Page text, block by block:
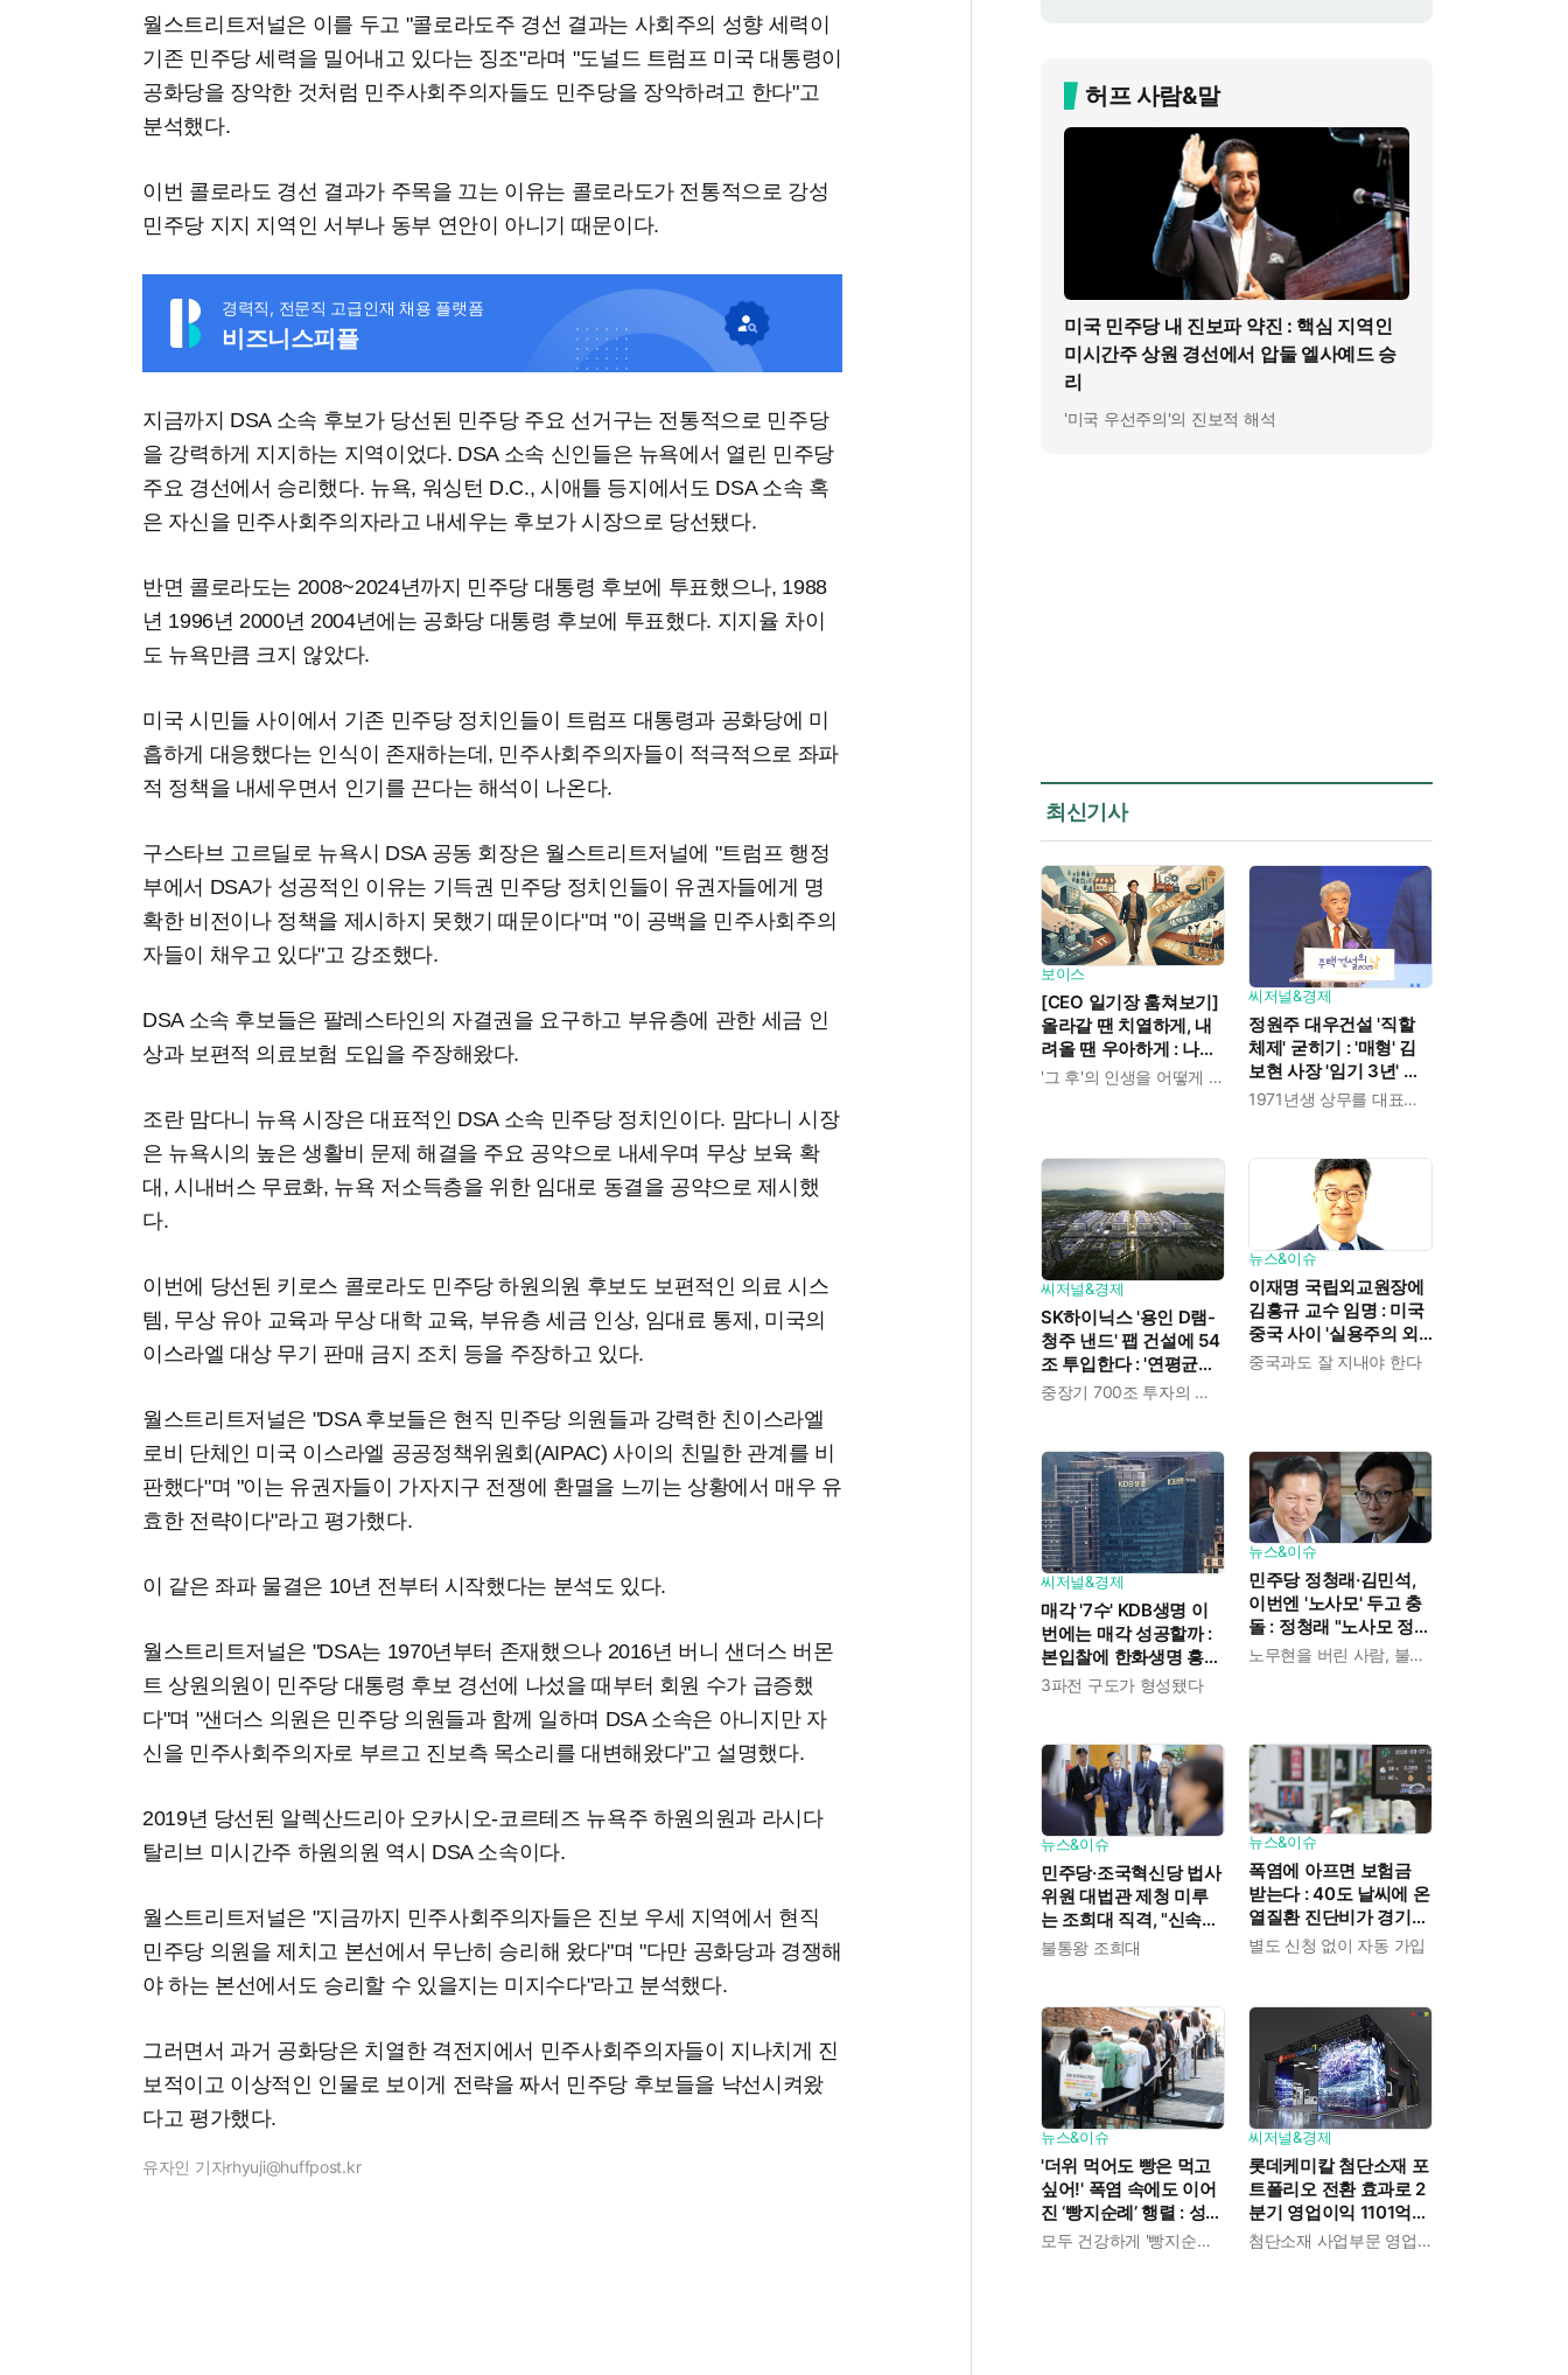
월스트리트저널은 이를 두고 "콜로라도주 경선 결과는 사회주의 성향 세력이
기존 민주당 세력을 밀어내고 있다는 징조"라며 "도널드 트럼프 미국 대통령이
공화당을 장악한 것처럼 민주사회주의자들도 민주당을 장악하려고 한다"고
분석했다.
이번 콜로라도 경선 결과가 주목을 끄는 이유는 콜로라도가 전통적으로 강성
민주당 지지 지역인 서부나 동부 연안이 아니기 때문이다.
경력직, 전문직 고급인재 채용 플랫폼
비즈니스피플
지금까지 DSA 소속 후보가 당선된 민주당 주요 선거구는 전통적으로 민주당
을 강력하게 지지하는 지역이었다. DSA 소속 신인들은 뉴욕에서 열린 민주당
주요 경선에서 승리했다. 뉴욕, 워싱턴 D.C., 시애틀 등지에서도 DSA 소속 혹
은 자신을 민주사회주의자라고 내세우는 후보가 시장으로 당선됐다.
반면 콜로라도는 2008~2024년까지 민주당 대통령 후보에 투표했으나, 1988
년 1996년 2000년 2004년에는 공화당 대통령 후보에 투표했다. 지지율 차이
도 뉴욕만큼 크지 않았다.
미국 시민들 사이에서 기존 민주당 정치인들이 트럼프 대통령과 공화당에 미
흡하게 대응했다는 인식이 존재하는데, 민주사회주의자들이 적극적으로 좌파
적 정책을 내세우면서 인기를 끈다는 해석이 나온다.
구스타브 고르딜로 뉴욕시 DSA 공동 회장은 월스트리트저널에 "트럼프 행정
부에서 DSA가 성공적인 이유는 기득권 민주당 정치인들이 유권자들에게 명
확한 비전이나 정책을 제시하지 못했기 때문이다"며 "이 공백을 민주사회주의
자들이 채우고 있다"고 강조했다.
DSA 소속 후보들은 팔레스타인의 자결권을 요구하고 부유층에 관한 세금 인
상과 보편적 의료보험 도입을 주장해왔다.
조란 맘다니 뉴욕 시장은 대표적인 DSA 소속 민주당 정치인이다. 맘다니 시장
은 뉴욕시의 높은 생활비 문제 해결을 주요 공약으로 내세우며 무상 보육 확
대, 시내버스 무료화, 뉴욕 저소득층을 위한 임대로 동결을 공약으로 제시했
다.
이번에 당선된 키로스 콜로라도 민주당 하원의원 후보도 보편적인 의료 시스
템, 무상 유아 교육과 무상 대학 교육, 부유층 세금 인상, 임대료 통제, 미국의
이스라엘 대상 무기 판매 금지 조치 등을 주장하고 있다.
월스트리트저널은 "DSA 후보들은 현직 민주당 의원들과 강력한 친이스라엘
로비 단체인 미국 이스라엘 공공정책위원회(AIPAC) 사이의 친밀한 관계를 비
판했다"며 "이는 유권자들이 가자지구 전쟁에 환멸을 느끼는 상황에서 매우 유
효한 전략이다"라고 평가했다.
이 같은 좌파 물결은 10년 전부터 시작했다는 분석도 있다.
월스트리트저널은 "DSA는 1970년부터 존재했으나 2016년 버니 샌더스 버몬
트 상원의원이 민주당 대통령 후보 경선에 나섰을 때부터 회원 수가 급증했
다"며 "샌더스 의원은 민주당 의원들과 함께 일하며 DSA 소속은 아니지만 자
신을 민주사회주의자로 부르고 진보측 목소리를 대변해왔다"고 설명했다.
2019년 당선된 알렉산드리아 오카시오-코르테즈 뉴욕주 하원의원과 라시다
탈리브 미시간주 하원의원 역시 DSA 소속이다.
월스트리트저널은 "지금까지 민주사회주의자들은 진보 우세 지역에서 현직
민주당 의원을 제치고 본선에서 무난히 승리해 왔다"며 "다만 공화당과 경쟁해
야 하는 본선에서도 승리할 수 있을지는 미지수다"라고 분석했다.
그러면서 과거 공화당은 치열한 격전지에서 민주사회주의자들이 지나치게 진
보적이고 이상적인 인물로 보이게 전략을 짜서 민주당 후보들을 낙선시켜왔
다고 평가했다.
유자인 기자rhyuji@huffpost.kr
허프 사람&말
미국 민주당 내 진보파 약진 : 핵심 지역인
미시간주 상원 경선에서 압둘 엘사예드 승
리
'미국 우선주의'의 진보적 해석
최신기사
보이스
[CEO 일기장 훔쳐보기]
올라갈 땐 치열하게, 내
려올 땐 우아하게 : 나만
의 커리어 설계법
'그 후'의 인생을 어떻게 살 것인가
씨저널&경제
정원주 대우건설 '직할
체제' 굳히기 : '매형' 김
보현 사장 '임기 3년' 받
고 4개월 만에 물러났다
1971년생 상무를 대표이사로 발탁
씨저널&경제
SK하이닉스 '용인 D램-
청주 낸드' 팹 건설에 54
조 투입한다 : '연평균
19% 성장' 메모리 수요중장기 700조 투자의 단계적 이행
뉴스&이슈
이재명 국립외교원장에
김흥규 교수 임명 : 미국
중국 사이 '실용주의 외
교론' 강조한 인물이다
중국과도 잘 지내야 한다
씨저널&경제
매각 '7수' KDB생명 이
번에는 매각 성공할까 :
본입찰에 한화생명 흥국
생명 한국금융지주 최종
3파전 구도가 형성됐다
뉴스&이슈
민주당 정청래·김민석,
이번엔 '노사모' 두고 충
돌 : 정청래 "노사모 정신
으로 승리" vs 김민석 측노무현을 버린 사람, 불편하겠지
뉴스&이슈
민주당·조국혁신당 법사
위원 대법관 제청 미루
는 조희대 직격, "신속한
재판 약속도 저버려"
불통왕 조희대
뉴스&이슈
폭염에 아프면 보험금
받는다 : 40도 날씨에 온
열질환 진단비가 경기도
민에게 주어진다
별도 신청 없이 자동 가입
뉴스&이슈
'더위 먹어도 빵은 먹고
싶어!' 폭염 속에도 이어
진 ‘빵지순례’ 행렬 : 성심
당이 대기 손님 위해 준모두 건강하게 '빵지순례' 마치시길.
씨저널&경제
롯데케미칼 첨단소재 포
트폴리오 전환 효과로 2
분기 영업이익 1101억
흑자전환 : 대산·여수 사첨단소재 사업부문 영업이익 1325억 원